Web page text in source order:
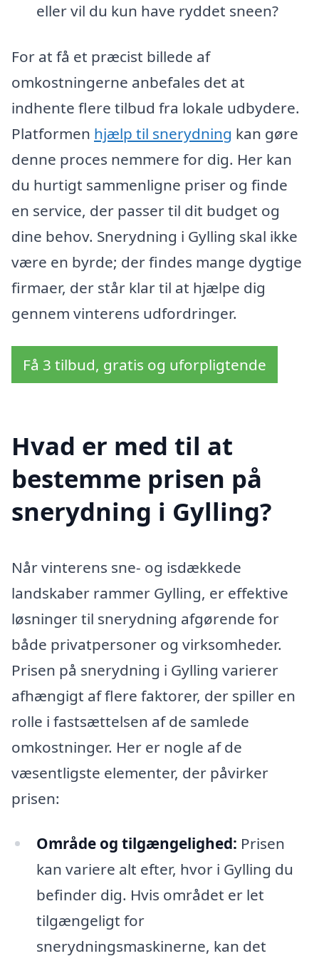
eller vil du kun have ryddet sneen?
For at få et præcist billede af
omkostningerne anbefales det at
indhente flere tilbud fra lokale udbydere.
Platformen hjælp til snerydning kan gøre
denne proces nemmere for dig. Her kan
du hurtigt sammenligne priser og finde
en service, der passer til dit budget og
dine behov. Snerydning i Gylling skal ikke
være en byrde; der findes mange dygtige
firmaer, der står klar til at hjælpe dig
gennem vinterens udfordringer.
Få 3 tilbud, gratis og uforpligtende
Hvad er med til at
bestemme prisen på
snerydning i Gylling?
Når vinterens sne- og isdækkede
landskaber rammer Gylling, er effektive
løsninger til snerydning afgørende for
både privatpersoner og virksomheder.
Prisen på snerydning i Gylling varierer
afhængigt af flere faktorer, der spiller en
rolle i fastsættelsen af de samlede
omkostninger. Her er nogle af de
væsentligste elementer, der påvirker
prisen:
Område og tilgængelighed: Prisen
kan variere alt efter, hvor i Gylling du
befinder dig. Hvis området er let
tilgængeligt for
snerydningsmaskinerne, kan det